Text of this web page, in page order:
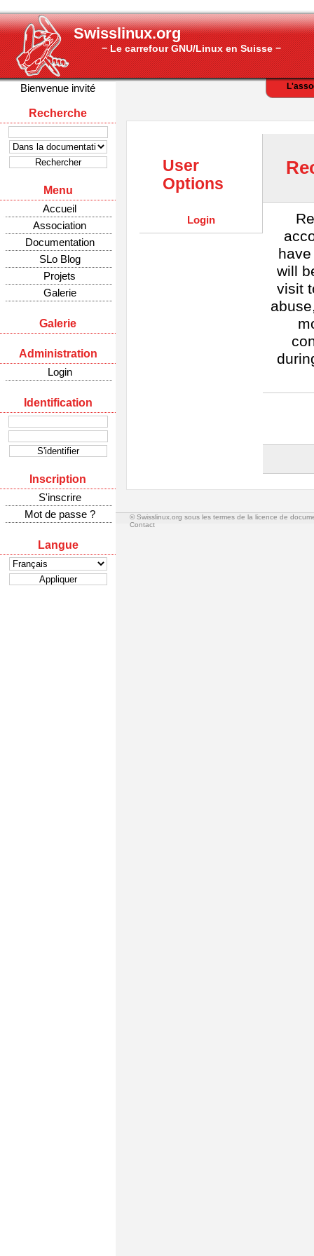
Swisslinux.org
− Le carrefour GNU/Linux en Suisse −
Bienvenue invité
Recherche
Menu
Accueil
Association
Documentation
SLo Blog
Projets
Galerie
Galerie
Administration
Login
Identification
Inscription
S'inscrire
Mot de passe ?
Langue
User
Options
Login
will
visit
© Swisslinux.org sous les termes de la licence de
Contact